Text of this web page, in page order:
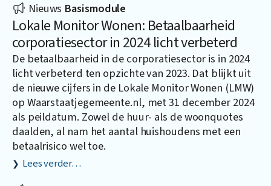
Nieuws Basismodule
Lokale Monitor Wonen: Betaalbaarheid
corporatiesector in 2024 licht verbeterd
De betaalbaarheid in de corporatiesector is in 2024
licht verbeterd ten opzichte van 2023. Dat blijkt uit
de nieuwe cijfers in de Lokale Monitor Wonen (LMW)
opWaarstaatjegemeente.nl, met 31 december 2024
als peildatum. Zowel de huur- als de woonquotes
daalden, al nam het aantal huishoudens met een
betaalrisico wel toe.
Lees verder…